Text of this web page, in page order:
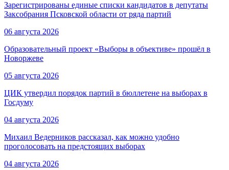
Зарегистрированы единые списки кандидатов в депутаты
Заксобрания Псковской области от ряда партий
06 августа 2026
Образовательный проект «Выборы в объективе» прошёл в
Новоржеве
05 августа 2026
ЦИК утвердил порядок партий в бюллетене на выборах в
Госдуму
04 августа 2026
Михаил Ведерников рассказал, как можно удобно
проголосовать на предстоящих выборах
04 августа 2026